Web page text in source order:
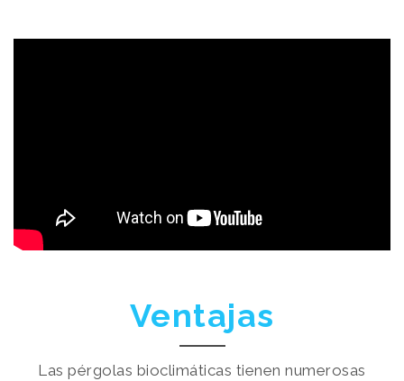
Ventajas
Las pérgolas bioclimáticas tienen numerosas